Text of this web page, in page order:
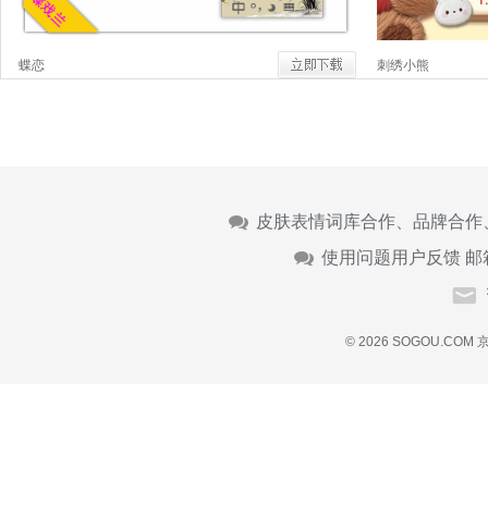
蝶恋 刺绣小熊
皮肤表情词库合作、品牌合
使用问题用户反馈 邮
© 2026 SOGOU.COM